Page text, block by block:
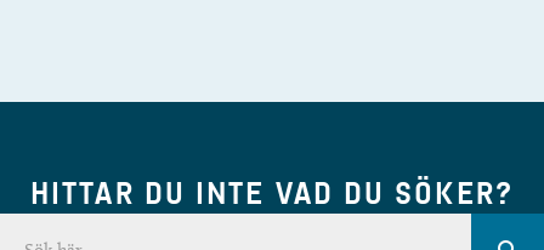
HITTAR DU INTE VAD DU SÖKER?